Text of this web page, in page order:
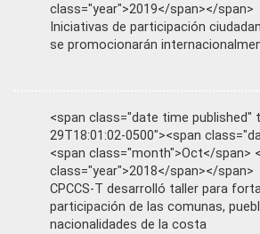
class="year">2019</span></span>
Iniciativas de participación
se promocionarán
<span class="date time published"
29T18:01:02-0500"><span
<span class="month">Oct</span>
class="year">2018</span></span>
CPCCS-T desarrolló taller para
participación de las comunas,
nacionalidades de la costa